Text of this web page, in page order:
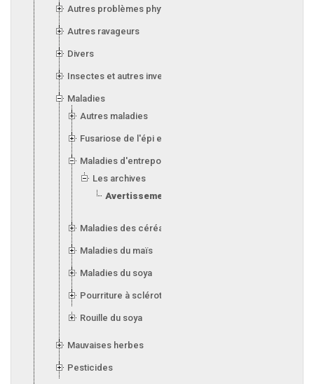
Autres problèmes phytosanitaires
Autres ravageurs
Divers
Insectes et autres invertébrés
Maladies
Autres maladies
Fusariose de l'épi et de l'orge
Maladies d'entreposage (silos)
Les archives
Avertissements antérieurs
Maladies des céréales
Maladies du maïs
Maladies du soya
Pourriture à sclérotes
Rouille du soya
Mauvaises herbes
Pesticides